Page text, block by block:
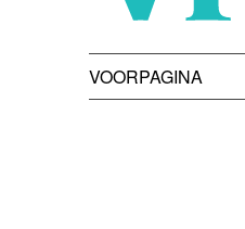
VOORPAGINA